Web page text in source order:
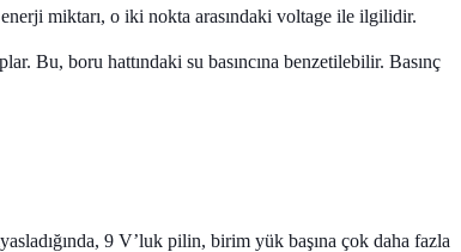
miktarı, o iki nokta arasındaki voltage ile ilgilidir.
Bu, boru hattındaki su basıncına benzetilebilir. Basınç
9 V’luk pilin, birim yük başına çok daha fazla